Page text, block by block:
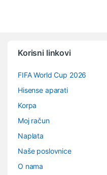
Korisni linkovi
FIFA World Cup 2026
Hisense aparati
Korpa
Moj račun
Naplata
Naše poslovnice
O nama